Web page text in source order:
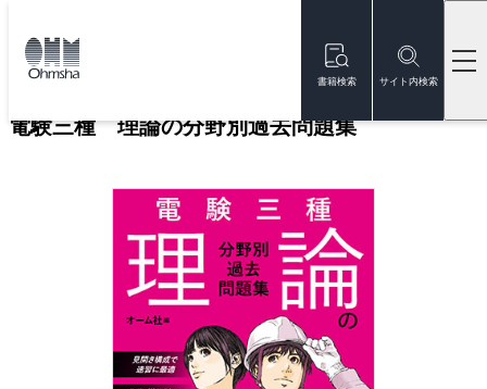
書籍検索 サイト内検索
トップ
電験三種 理論の分野別過去問題集